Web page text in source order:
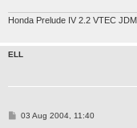
Honda Prelude IV 2.2 VTEC JDM
ELL
P03 Aug 2004, 11:40